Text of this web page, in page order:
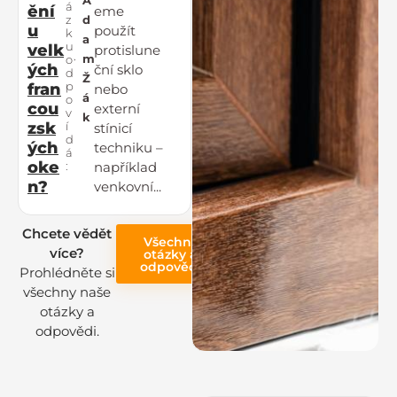
ění
u
velk
ých
fran
cou
zsk
ých
oke
n?
á
z
k
u
o
d
p
o
v
í
d
á
:
d
a
m
Ž
á
k
eme
použít
protislune
ční sklo
nebo
externí
stínicí
techniku –
například
venkovní...
Chcete vědět
více?
Prohlédněte si
všechny naše
otázky a
odpovědi.
Všechny
otázky a
odpovědi